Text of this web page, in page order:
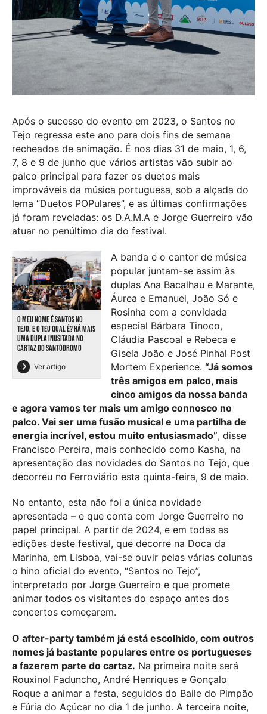
Após o sucesso do evento em 2023, o Santos no
Tejo regressa este ano para dois fins de semana
recheados de animação. É nos dias 31 de maio, 1, 6,
7, 8 e 9 de junho que vários artistas vão subir ao
palco principal para fazer os duetos mais
improváveis da música portuguesa, sob a alçada do
lema “Duetos POPulares”, e as últimas confirmações
já foram reveladas: os D.A.M.A e Jorge Guerreiro vão
atuar no penúltimo dia do festival.
O MEU NOME É SANTOS NO
TEJO, E O TEU QUAL É? HÁ MAIS
UMA DUPLA INUSITADA NO
CARTAZ DO SANTÓDROMO
Ver artigo
A banda e o cantor de música
popular juntam-se assim às
duplas Ana Bacalhau e Marante,
Áurea e Emanuel, João Só e
Rosinha com a convidada
especial Bárbara Tinoco,
Cláudia Pascoal e Rebeca e
Gisela João e José Pinhal Post
Mortem Experience. “Já somos
três amigos em palco, mais
cinco amigos da nossa banda
e agora vamos ter mais um amigo connosco no
palco. Vai ser uma fusão musical e uma partilha de
energia incrível, estou muito entusiasmado”, disse
Francisco Pereira, mais conhecido como Kasha, na
apresentação das novidades do Santos no Tejo, que
decorreu no Ferroviário esta quinta-feira, 9 de maio.
No entanto, esta não foi a única novidade
apresentada – e que conta com Jorge Guerreiro no
papel principal. A partir de 2024, e em todas as
edições deste festival, que decorre na Doca da
Marinha, em Lisboa, vai-se ouvir pelas várias colunas
o hino oficial do evento, “Santos no Tejo”,
interpretado por Jorge Guerreiro e que promete
animar todos os visitantes do espaço antes dos
concertos começarem.
O after-party também já está escolhido, com outros
nomes já bastante populares entre os portugueses
a fazerem parte do cartaz. Na primeira noite será
Rouxinol Faduncho, André Henriques e Gonçalo
Roque a animar a festa, seguidos do Baile do Pimpão
e Fúria do Açúcar no dia 1 de junho. A terceira noite,